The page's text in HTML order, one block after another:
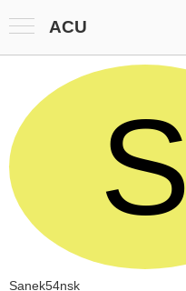
ACU
S
Sanek54nsk